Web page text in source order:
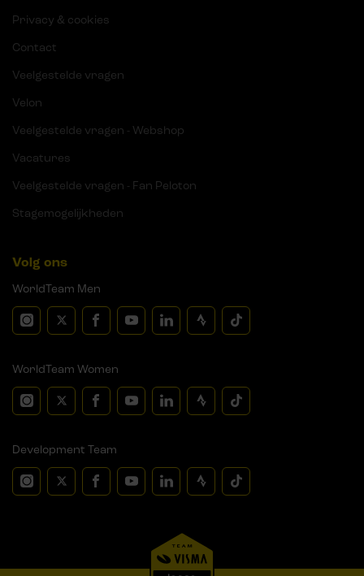
Privacy & cookies
Contact
Veelgestelde vragen
Velon
Veelgestelde vragen - Webshop
Vacatures
Veelgestelde vragen - Fan Peloton
Stagemogelijkheden
Volg ons
WorldTeam Men
WorldTeam Women
Development Team